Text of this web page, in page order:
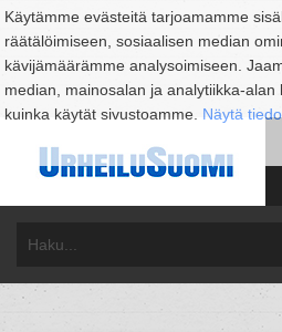
Käytämme evästeitä tarjoamamme
räätälöimiseen, sosiaalisen median
kävijämäärämme analysoimiseen.
median, mainosalan ja analytiikka-alan
kuinka käytät sivustoamme. Näytä